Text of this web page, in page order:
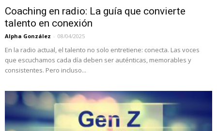
Coaching en radio: La guía que convierte
talento en conexión
Alpha González - 08/04/2025
En la radio actual, el talento no solo entretiene: conecta. Las voces
que escuchamos cada día deben ser auténticas, memorables y
consistentes. Pero incluso...